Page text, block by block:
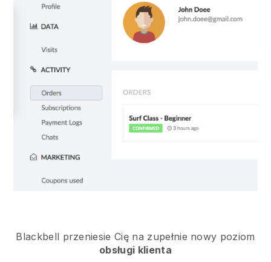
Blackbell przeniesie Cię na zupełnie nowy poziom
obsługi klienta